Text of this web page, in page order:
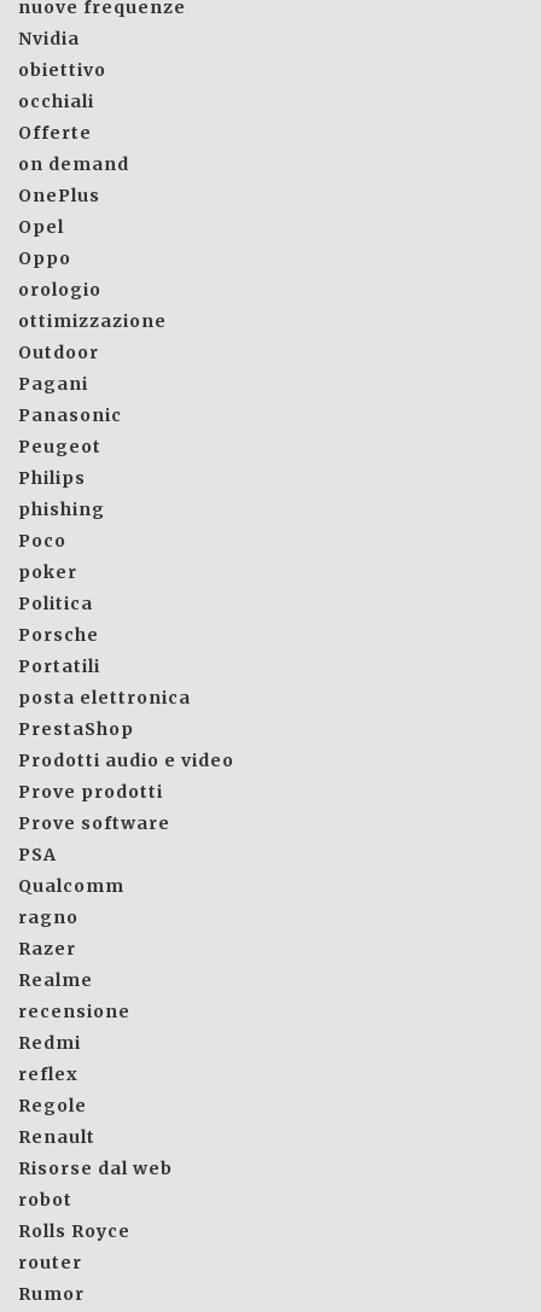
nuove frequenze
Nvidia
obiettivo
occhiali
Offerte
on demand
OnePlus
Opel
Oppo
orologio
ottimizzazione
Outdoor
Pagani
Panasonic
Peugeot
Philips
phishing
Poco
poker
Politica
Porsche
Portatili
posta elettronica
PrestaShop
Prodotti audio e video
Prove prodotti
Prove software
PSA
Qualcomm
ragno
Razer
Realme
recensione
Redmi
reflex
Regole
Renault
Risorse dal web
robot
Rolls Royce
router
Rumor